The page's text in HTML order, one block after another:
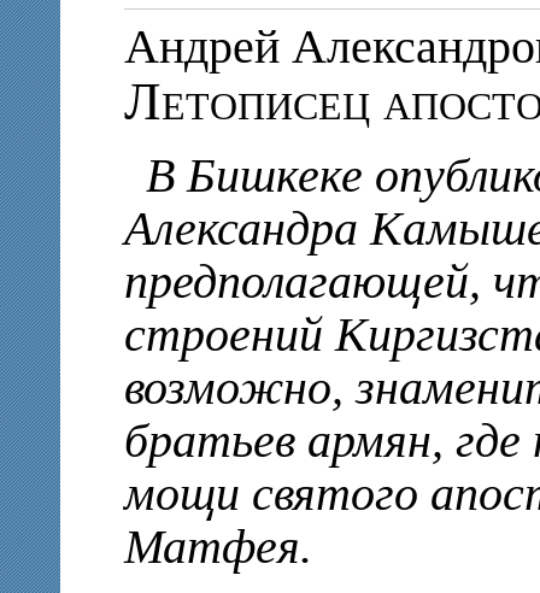
Андрей
Летописец
В Бишкеке
Александра
предполагающей,
строений
возможно,
братьев армян, где
мощи святого
Матфея.